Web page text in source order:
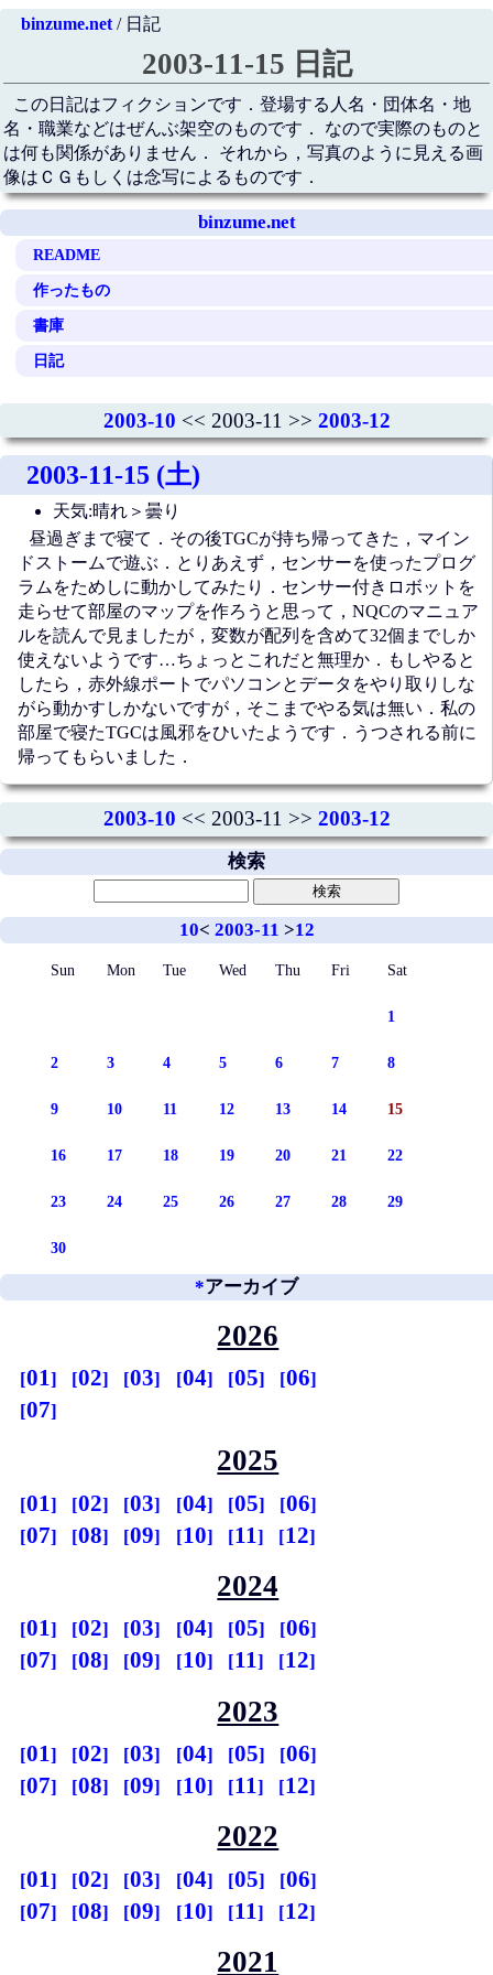
binzume.net/ 日記
2003-11-15 日記
この日記はフィクションです．登場する人名・団体名・地
名・職業などはぜんぶ架空のものです． なので実際のものと
は何も関係がありません． それから，写真のように見える画
像はＣＧもしくは念写によるものです．
binzume.net
README
作ったもの
書庫
日記
2003-10 << 2003-11 >> 2003-12
2003-11-15 (土)
天気:晴れ＞曇り
昼過ぎまで寝て．その後TGCが持ち帰ってきた，マイン
ドストームで遊ぶ．とりあえず，センサーを使ったプログ
ラムをためしに動かしてみたり．センサー付きロボットを
走らせて部屋のマップを作ろうと思って，NQCのマニュア
ルを読んで見ましたが，変数が配列を含めて32個までしか
使えないようです…ちょっとこれだと無理か．もしやると
したら，赤外線ポートでパソコンとデータをやり取りしな
がら動かすしかないですが，そこまでやる気は無い．私の
部屋で寝たTGCは風邪をひいたようです．うつされる前に
帰ってもらいました．
2003-10 << 2003-11 >> 2003-12
検索
10< 2003-11 >12
Sun Mon Tue Wed Thu Fri Sat
1
2 3 4 5 6 7 8
9 10 11 12 13 14 15
16 17 18 19 20 21 22
23 24 25 26 27 28 29
30
*アーカイブ
2026
01 02 03 04 05
06
07
2025
01 02 03 04 05
06
07
08 09 10 11 12
2024
01 02 03 04 05
06
07
08 09 10 11 12
2023
01 02 03 04 05
06
07
08 09 10 11 12
2022
01 02 03 04 05
06
07
08 09 10 11 12
2021